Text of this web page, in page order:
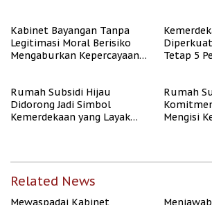
Kabinet Bayangan Tanpa
Legitimasi Moral Berisiko
Mengaburkan Kepercayaan
Tetap 5
Rumah Subsidi Hijau
Didorong Jadi Simbol
Kemerdekaan yang Layak
Rumah
Mengisi
Related News
Mewaspadai Kabinet